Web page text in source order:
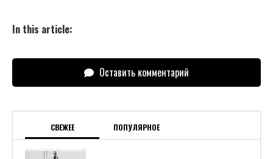
In this article:
Оставить комментарий
СВЕЖЕЕ ПОПУЛЯРНОЕ